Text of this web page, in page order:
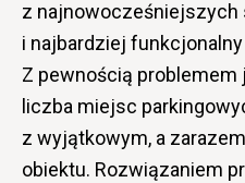
z najnowocześniejszych
i najbardziej
Z pewnością
liczba miejsc
z wyjątkowym, a
obiektu. Rozwiązaniem